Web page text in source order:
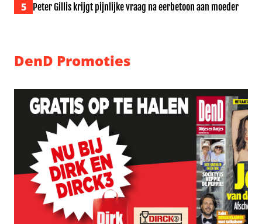
5 Peter Gillis krijgt pijnlijke vraag na eerbetoon aan moeder
DenD Promoties